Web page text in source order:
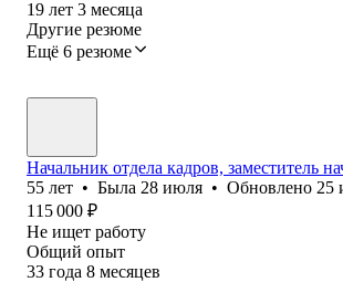
19 лет 3 месяца
Другие резюме
Ещё 6 резюме
Начальник отдела кадров, заместитель
55 лет • Была 28 июля • Обновлено 25
115 000 ₽
Не ищет работу
Общий опыт
33 года 8 месяцев